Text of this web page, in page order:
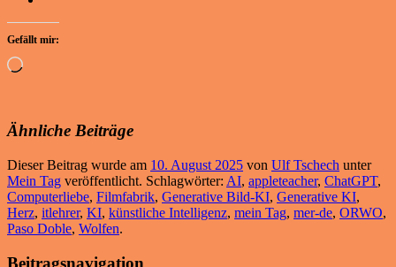
Gefällt mir:
Wird
Ähnliche Beiträge
Dieser Beitrag wurde am 10. August 2025 von Ulf Tschech unter
Mein Tag veröffentlicht. Schlagwörter: AI, appleteacher, ChatGPT,
Computerliebe, Filmfabrik, Generative Bild-KI, Generative KI,
Herz, itlehrer, KI, künstliche Intelligenz, mein Tag, mer-de, ORWO,
Paso Doble, Wolfen.
Beitragsnavigation